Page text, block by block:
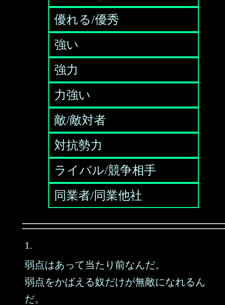
優れる/優秀
強い
強力
力強い
敵/敵対者
対抗勢力
ライバル/競争相手
同業者/同業他社
1.
弱点はあって当たり前なんだ。
弱点をかばえる奴だけが無敵になれるん
だ。